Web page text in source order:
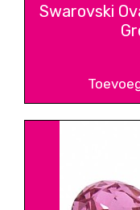
Swarovski